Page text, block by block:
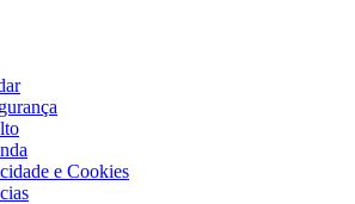
e Cookies